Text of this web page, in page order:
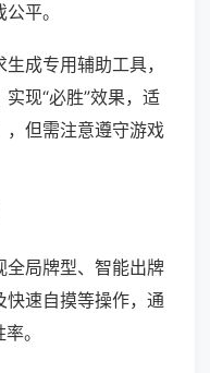
平。
成专用辅助工具，
现“必胜”效果，适
，但需注意遵守游戏
全局牌型、智能出牌
快速自摸等操作，通
。